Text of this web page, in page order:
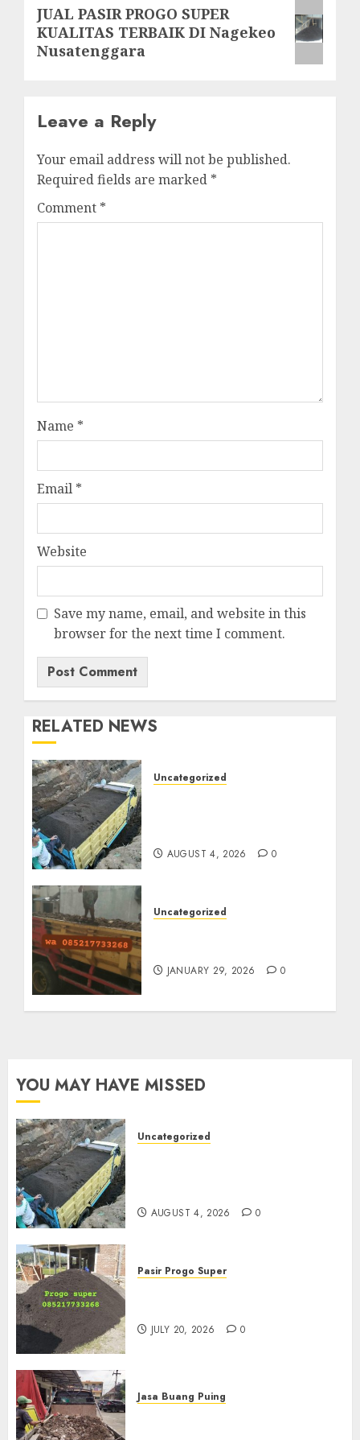
Next
post:
JUAL PASIR PROGO SUPER
KUALITAS TERBAIK DI Nagekeo
Nusatenggara
Leave a Reply
Your email address will not be published.
Required fields are marked *
Comment *
Name *
Email *
Website
Save my name, email, and website in this
browser for the next time I comment.
RELATED NEWS
Uncategorized
AUGUST 4, 2026 0
Uncategorized
JANUARY 29, 2026 0
YOU MAY HAVE MISSED
Uncategorized
AUGUST 4, 2026 0
Pasir Progo Super
JULY 20, 2026 0
Jasa Buang Puing